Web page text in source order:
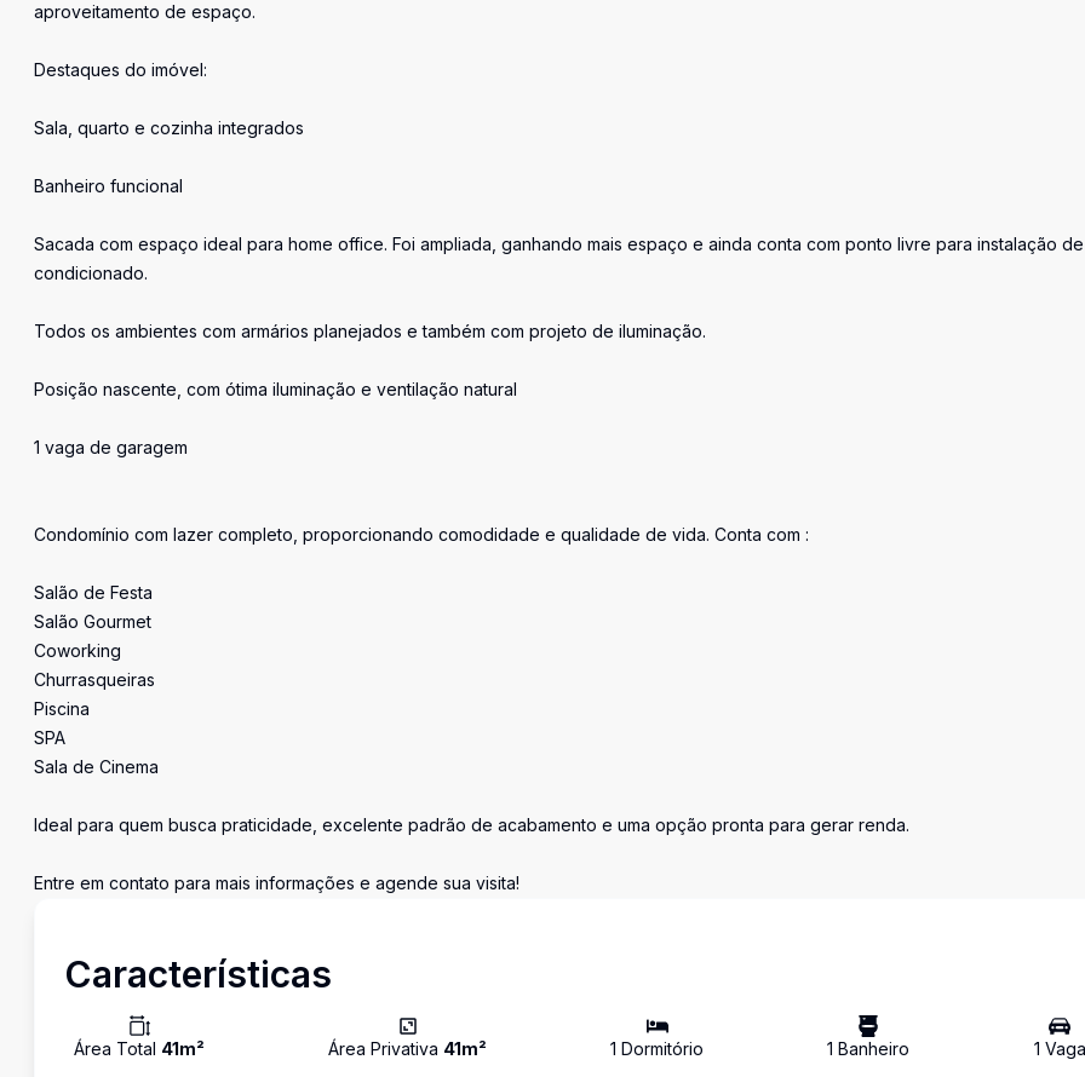
aproveitamento de espaço.
Destaques do imóvel:
Sala, quarto e cozinha integrados
Banheiro funcional
Sacada com espaço ideal para home office. Foi ampliada, ganhando mais espaço e ainda conta com ponto livre para instalação
condicionado.
Todos os ambientes com armários planejados e também com projeto de iluminação.
Posição nascente, com ótima iluminação e ventilação natural
1 vaga de garagem
Condomínio com lazer completo, proporcionando comodidade e qualidade de vida. Conta com :
Salão de Festa
Salão Gourmet
Coworking
Churrasqueiras
Piscina
SPA
Sala de Cinema
Ideal para quem busca praticidade, excelente padrão de acabamento e uma opção pronta para gerar renda.
Entre em contato para mais informações e agende sua visita!
Características
Área Total 41m² Área Privativa 41m² 1 Dormitório 1 Banheiro 1 Vaga